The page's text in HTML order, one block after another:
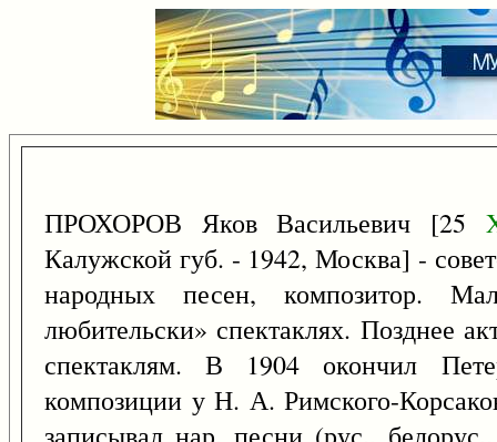
ПРОХОРОВ Яков Васильевич [25
Калужской губ. - 1942, Москва] -
народных песен, композитор.
любительски» спектаклях. Позднее
спектаклям. В 1904 окончил
композиции у Н. А. Римского-